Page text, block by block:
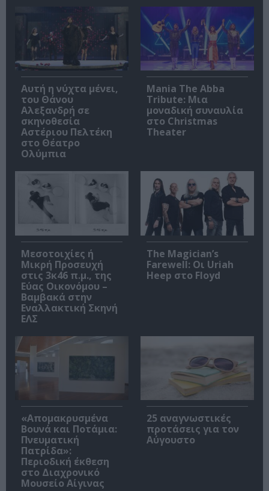
Αυτή η νύχτα μένει,
του Θάνου
Αλεξανδρή σε
σκηνοθεσία
Αστέριου Πελτέκη
στο Θέατρο
Ολύμπια
Mania The Abba
Tribute: Μια
μοναδική συναυλία
στο Christmas
Theater
Μεσοτοιχίες ή
Μικρή Προσευχή
στις 3κ46 π.μ., της
Εύας Οικονόμου –
Βαμβακά στην
Εναλλακτική Σκηνή
ΕΛΣ
The Magician’s
Farewell: Οι Uriah
Heep στο Floyd
«Απομακρυσμένα
Βουνά και Ποτάμια:
Πνευματική
Πατρίδα»:
Περιοδική έκθεση
στο Διαχρονικό
Μουσείο Αίγινας
25 αναγνωστικές
προτάσεις για τον
Αύγουστο